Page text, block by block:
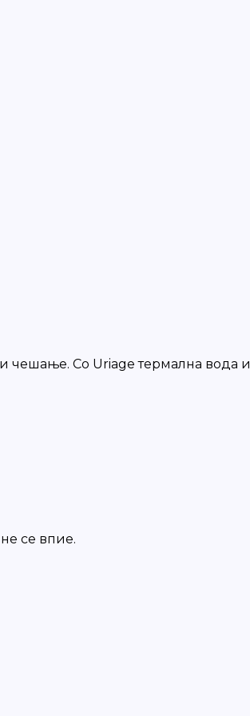
чешање. Со Uriage термална вода
се впие.